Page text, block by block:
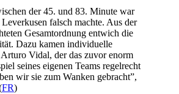
der 45. und 83. Minute war
falsch machte. Aus der
Gesamtordnung entwich die
Dazu kamen individuelle
Vidal, der das zuvor enorm
seines eigenen Teams regelrecht
wir sie zum Wanken gebracht”,
FR)